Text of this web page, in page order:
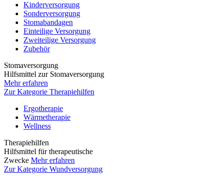
Kinderversorgung
Sonderversorgung
Stomabandagen
Einteilige Versorgung
Zweiteilige Versorgung
Zubehör
Stomaversorgung
Hilfsmittel zur Stomaversorgung
Mehr erfahren
Zur Kategorie Therapiehilfen
Ergotherapie
Wärmetherapie
Wellness
Therapiehilfen
Hilfsmittel für therapeutische
Zwecke Mehr erfahren
Zur Kategorie Wundversorgung